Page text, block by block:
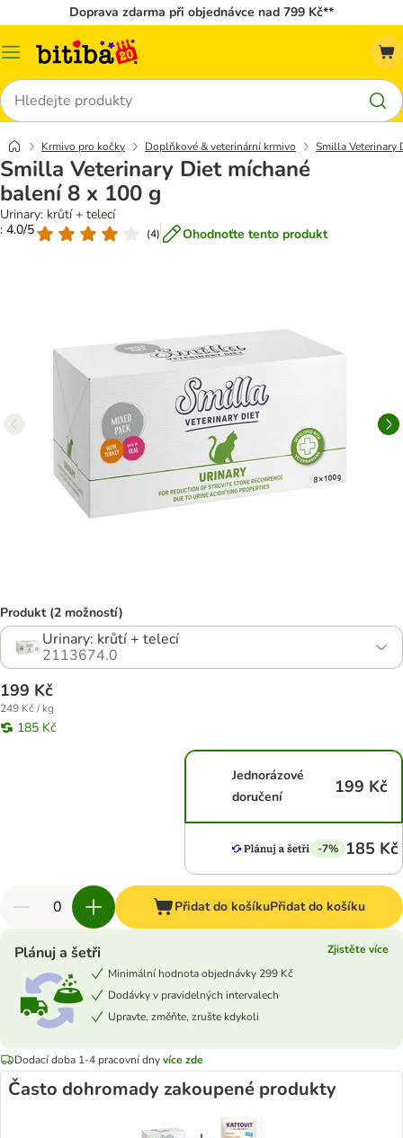
Doprava zdarma při objednávce nad 799 Kč**
Kategorie
Hledat
Krmivo pro kočky Doplňkové & veterinární krmivo Smilla Veterinary
Smilla Veterinary Diet míchané
balení 8 x 100 g
Urinary: krůtí + telecí
: 4.0/5
(4) Ohodnoťte tento produkt
Produkt (2 možností)
Urinary: krůtí + telecí
2113674.0
199 Kč
249 Kč / kg
185 Kč
Jednorázové
doručení
199 Kč
-7% 185 Kč
Přidat do košíkuPřidat do košíku
Plánuj a šetři
Zjistěte více
Minimální hodnota objednávky 299 Kč
Dodávky v pravidelných intervalech
Upravte, změňte, zrušte kdykoli
Dodací doba 1-4 pracovní dnyvíce zde
Často dohromady zakoupené produkty